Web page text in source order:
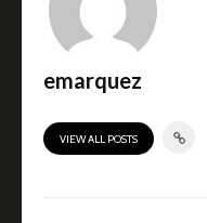
emarquez
VIEW ALL POSTS